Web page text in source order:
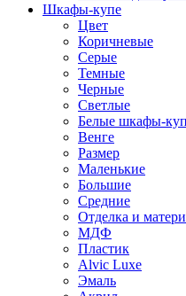
Шкафы-купе
Цвет
Коричневые
Серые
Темные
Черные
Светлые
Белые шкафы-
Венге
Размер
Маленькие
Большие
Средние
Отделка и
МДФ
Пластик
Alvic Luxe
Эмаль